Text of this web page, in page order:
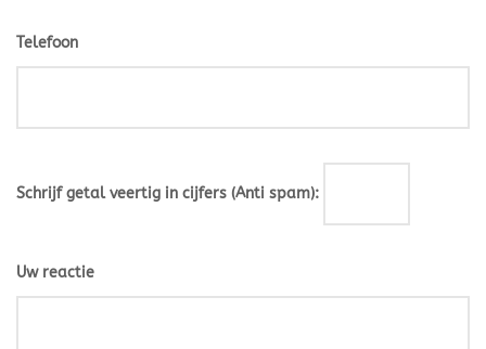
Telefoon
Schrijf getal veertig in cijfers (Anti spam):
Uw reactie